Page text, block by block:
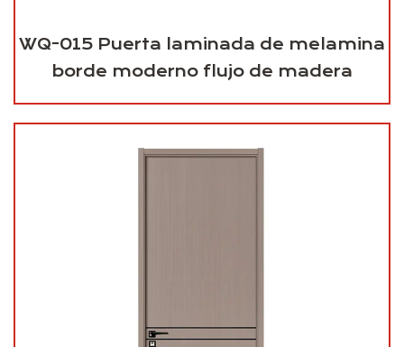
WQ-015 Puerta laminada de melamina
borde moderno flujo de madera